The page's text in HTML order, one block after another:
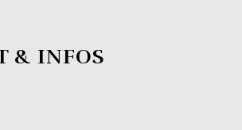
& INFOS